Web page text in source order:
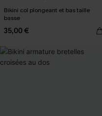
Bikini col plongeant et bas taille
basse
35,00 €